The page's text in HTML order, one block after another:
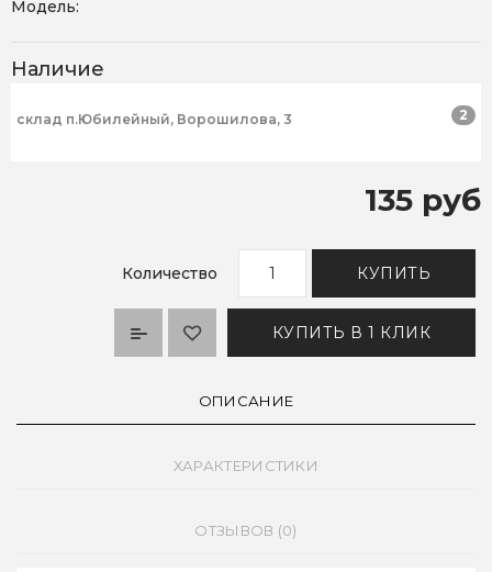
Модель:
Наличие
склад п.Юбилейный, Ворошилова, 3 2
135 руб
Количество КУПИТЬ
КУПИТЬ В 1 КЛИК
ОПИСАНИЕ
ХАРАКТЕРИСТИКИ
ОТЗЫВОВ (0)